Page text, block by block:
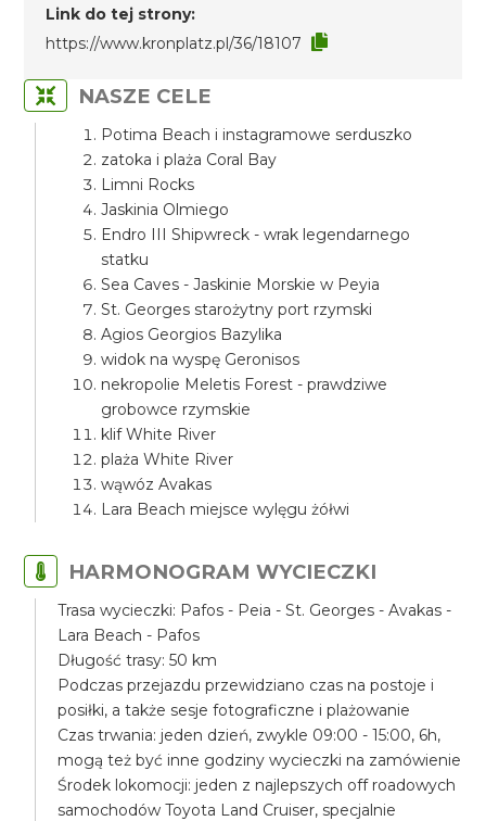
Link do tej strony:
https://www.kronplatz.pl/36/18107
NASZE CELE
Potima Beach i instagramowe serduszko
zatoka i plaża Coral Bay
Limni Rocks
Jaskinia Olmiego
Endro III Shipwreck - wrak legendarnego
statku
Sea Caves - Jaskinie Morskie w Peyia
St. Georges starożytny port rzymski
Agios Georgios Bazylika
widok na wyspę Geronisos
nekropolie Meletis Forest - prawdziwe
grobowce rzymskie
klif White River
plaża White River
wąwóz Avakas
Lara Beach miejsce wylęgu żółwi
HARMONOGRAM WYCIECZKI
Trasa wycieczki: Pafos - Peia - St. Georges - Avakas -
Lara Beach - Pafos
Długość trasy: 50 km
Podczas przejazdu przewidziano czas na postoje i
posiłki, a także sesje fotograficzne i plażowanie
Czas trwania: jeden dzień, zwykle 09:00 - 15:00, 6h,
mogą też być inne godziny wycieczki na zamówienie
Środek lokomocji: jeden z najlepszych off roadowych
samochodów Toyota Land Cruiser, specjalnie